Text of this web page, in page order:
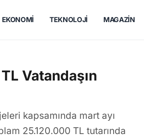
EKONOMI TEKNOLOJI MAGAZIN
Vatandaşın
kapsamında mart ayı
25.120.000 TL tutarında